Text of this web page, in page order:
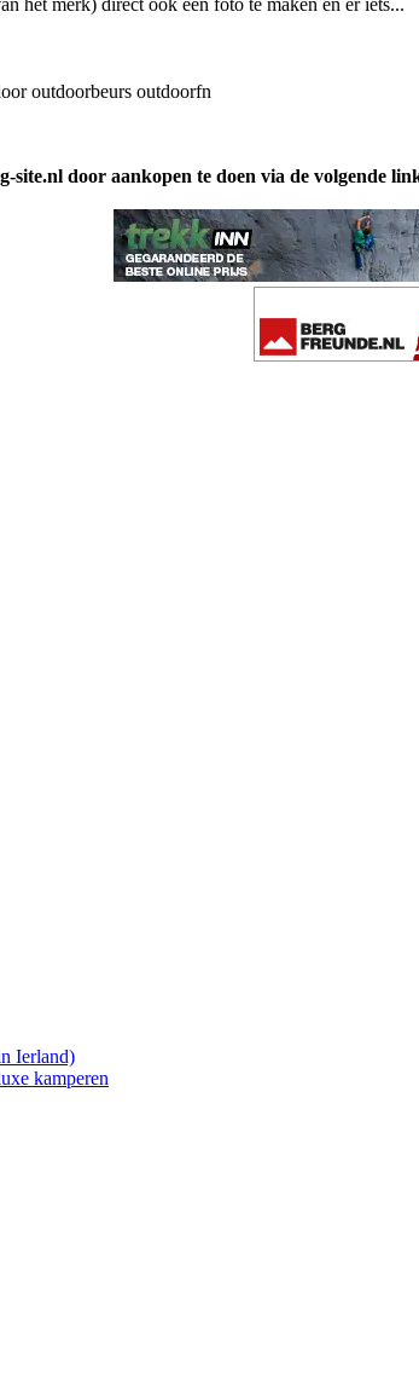
outdoorbeurs outdoorfn
site.nl door aankopen te doen via de volgende
Ierland)
kamperen